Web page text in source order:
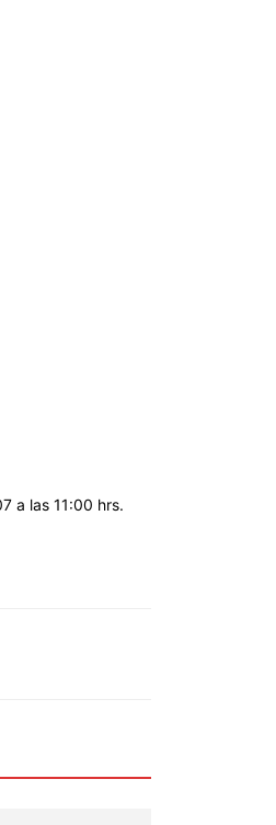
a las 11:00 hrs.